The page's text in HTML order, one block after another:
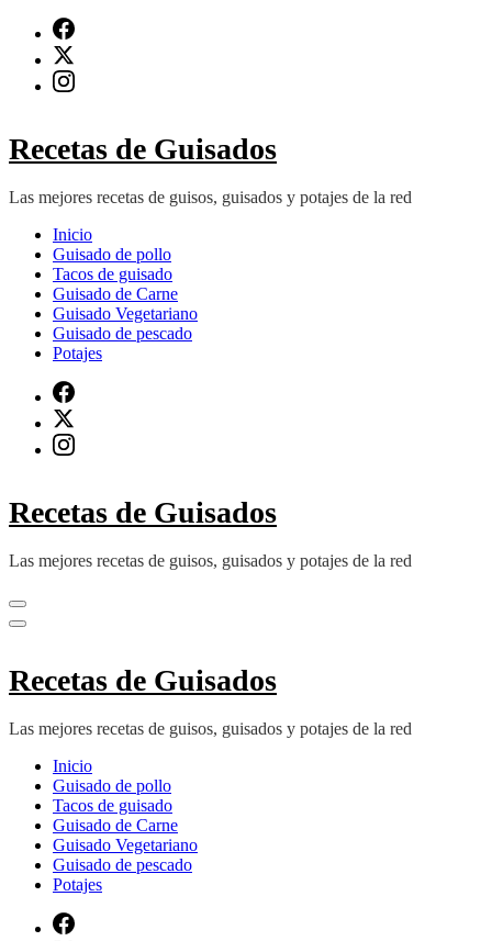
contenido
(presiona
Recetas de Guisados
Las mejores recetas de guisos, guisados y potajes de la red
Inicio
Guisado de pollo
Tacos de guisado
Guisado de Carne
Guisado Vegetariano
Guisado de pescado
Potajes
Recetas de Guisados
Las mejores recetas de guisos, guisados y potajes de la red
Recetas de Guisados
Las mejores recetas de guisos, guisados y potajes de la red
Inicio
Guisado de pollo
Tacos de guisado
Guisado de Carne
Guisado Vegetariano
Guisado de pescado
Potajes